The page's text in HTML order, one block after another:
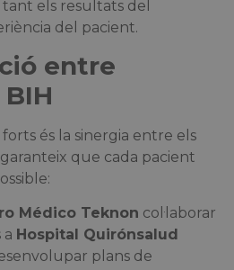
els resultats del
del pacient.
entre
és la sinergia entre els
que cada pacient
Médico Teknon col·laborar
a Hospital Quirónsalud
plans de